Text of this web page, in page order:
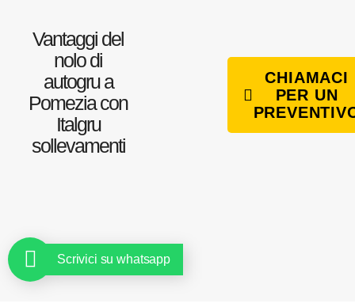
Vantaggi del
nolo di
autogru a
Pomezia con
Italgru
sollevamenti
CHIAMACI
PER UN
Scrivici su whatsapp